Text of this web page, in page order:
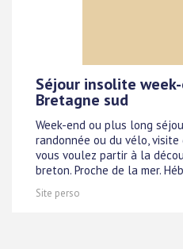
Séjour insolite
Bretagne sud
Week-end ou plus long
randonnée ou du vélo,
vous voulez partir à la
breton. Proche de la mer.
Site perso